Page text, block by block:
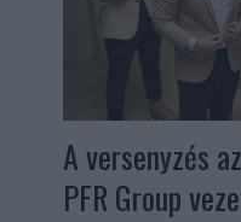
A versenyzés
PFR Group